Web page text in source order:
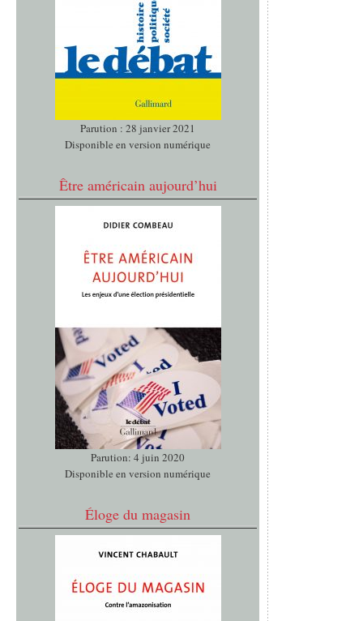
Parution : 28 janvier 2021
Disponible en version numérique
Être américain aujourd’hui
Parution: 4 juin 2020
Disponible en version numérique
Éloge du magasin